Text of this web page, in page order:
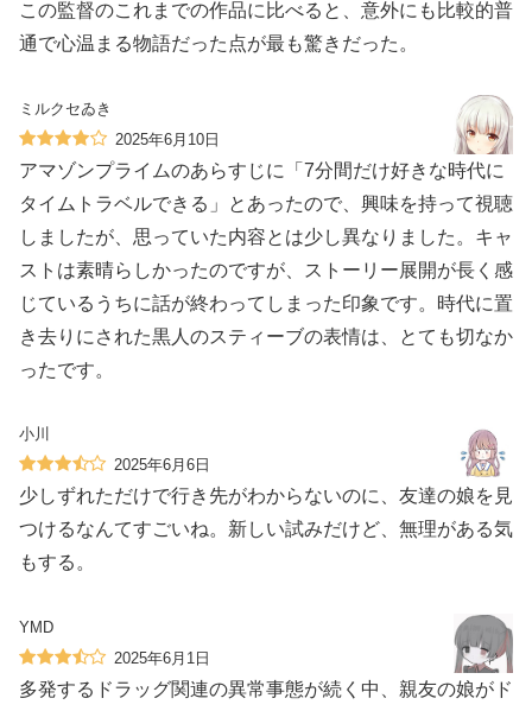
この監督のこれまでの作品に比べると、意外にも比較的普
通で心温まる物語だった点が最も驚きだった。
ミルクセゐき
2025年6月10日
アマゾンプライムのあらすじに「7分間だけ好きな時代に
タイムトラベルできる」とあったので、興味を持って視聴
しましたが、思っていた内容とは少し異なりました。キャ
ストは素晴らしかったのですが、ストーリー展開が長く感
じているうちに話が終わってしまった印象です。時代に置
き去りにされた黒人のスティーブの表情は、とても切なか
ったです。
小川
2025年6月6日
少しずれただけで行き先がわからないのに、友達の娘を見
つけるなんてすごいね。新しい試みだけど、無理がある気
もする。
YMD
2025年6月1日
多発するドラッグ関連の異常事態が続く中、親友の娘がド